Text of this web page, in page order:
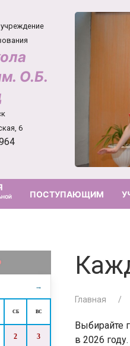
О.Б.
6
ПОСТУПАЮЩИМ
→
СБ ВС
2 3
Главная
Выбирайте
в 2026 году.